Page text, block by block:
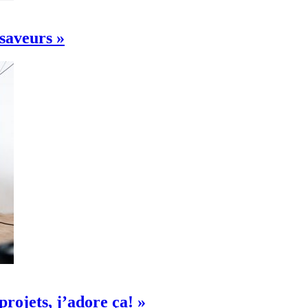
»
j’adore ça! »